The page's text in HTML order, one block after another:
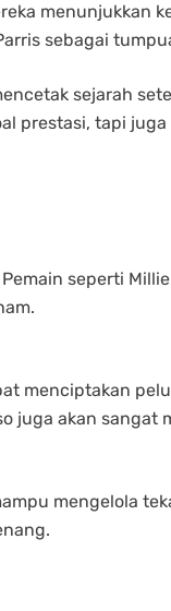
menunjukkan
sebagai
sejarah
prestasi, tapi
seperti
menciptakan
juga akan sangat
mengelola